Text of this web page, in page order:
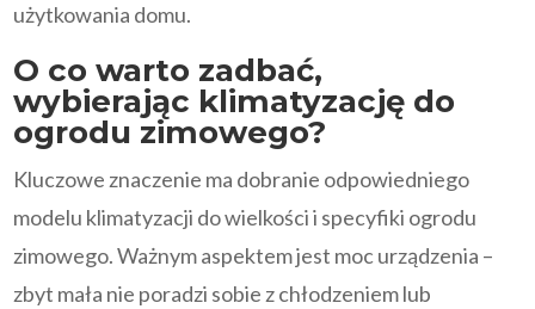
użytkowania domu.
O co warto zadbać,
wybierając klimatyzację do
ogrodu zimowego?
Kluczowe znaczenie ma dobranie odpowiedniego
modelu klimatyzacji do wielkości i specyfiki ogrodu
zimowego. Ważnym aspektem jest moc urządzenia –
zbyt mała nie poradzi sobie z chłodzeniem lub